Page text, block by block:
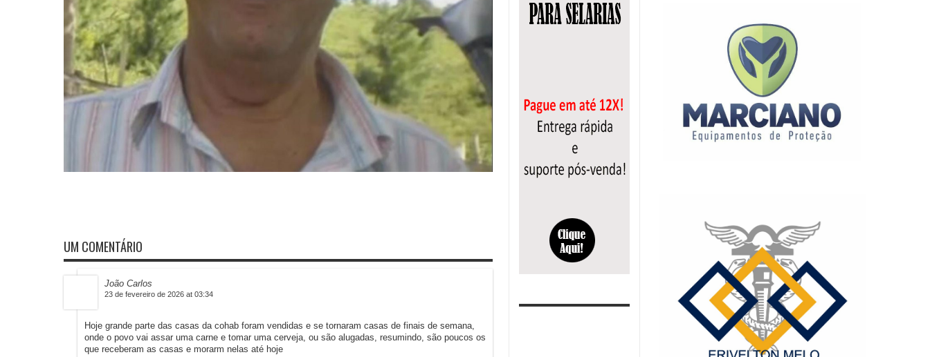
UM COMENTÁRIO
João Carlos
23 de fevereiro de 2026 at 03:34
Hoje grande parte das casas da cohab foram vendidas e se tornaram casas de finais de semana,
onde o povo vai assar uma carne e tomar uma cerveja, ou são alugadas, resumindo, são poucos os
que receberam as casas e morarm nelas até hoje